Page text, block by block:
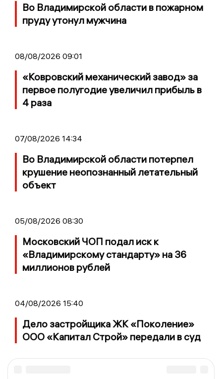
Во Владимирской области в пожарном
пруду утонул мужчина
08/08/2026 09:01
«Ковровский механический завод» за
первое полугодие увеличил прибыль в
4 раза
07/08/2026 14:34
Во Владимирской области потерпел
крушение неопознанный летательный
объект
05/08/2026 08:30
Московский ЧОП подал иск к
«Владимирскому стандарту» на 36
миллионов рублей
04/08/2026 15:40
Дело застройщика ЖК «Поколение»
ООО «Капитал Строй» передали в суд